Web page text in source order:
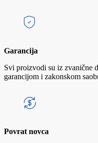
Garancija
Svi proizvodi su iz zvanične
garancijom i zakonskom
Povrat novca